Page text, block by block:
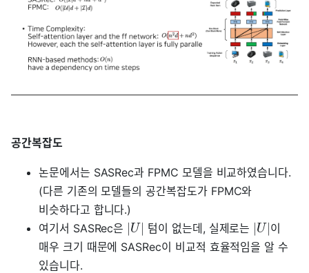
공간복잡도
논문에서는 SASRec과 FPMC 모델을 비교하였습니다.
(다른 기존의 모델들의 공간복잡도가 FPMC와
비슷하다고 합니다.)
여기서 SASRec은
U 텀이 없는데, 실제로는 U 이
매우 크기 때문에 SASRec이 비교적 효율적임을 알 수
있습니다.